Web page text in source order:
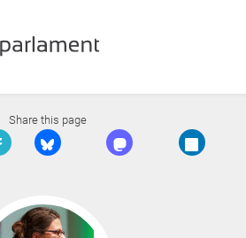
Share this page